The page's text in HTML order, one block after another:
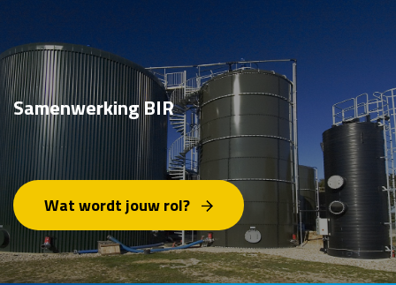
Samenwerking BIR
Wat wordt jouw rol?